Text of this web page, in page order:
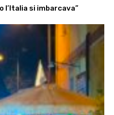
l’Italia si imbarcava”